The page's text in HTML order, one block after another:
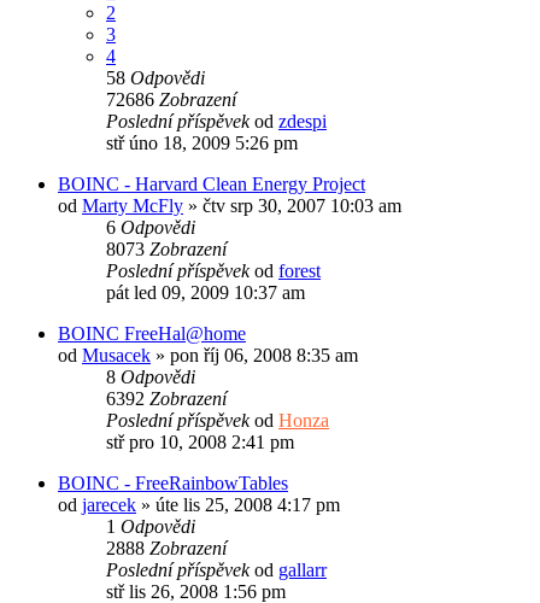
2
3
4
58 Odpovědi
72686 Zobrazení
Poslední příspěvekod zdespi
stř úno 18, 2009 5:26 pm
BOINC - Harvard Clean Energy Project
od Marty McFly » čtv srp 30, 2007 10:03 am
6 Odpovědi
8073 Zobrazení
Poslední příspěvekod forest
pát led 09, 2009 10:37 am
BOINC FreeHal@home
od Musacek » pon říj 06, 2008 8:35 am
8 Odpovědi
6392 Zobrazení
Poslední příspěvekod Honza
stř pro 10, 2008 2:41 pm
BOINC - FreeRainbowTables
od jarecek » úte lis 25, 2008 4:17 pm
1 Odpovědi
2888 Zobrazení
Poslední příspěvekod gallarr
stř lis 26, 2008 1:56 pm